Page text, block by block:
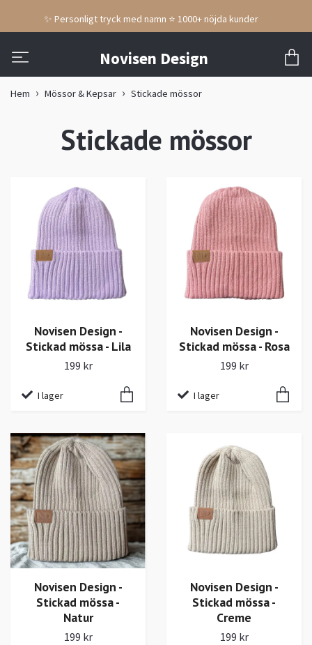
✨ Personligt tryck med namn ⭐ 1000+ nöjda kunder
Novisen Design
Hem Mössor & Kepsar Stickade mössor
Stickade mössor
Novisen Design -
Stickad mössa - Lila
199 kr
I lager
Novisen Design -
Stickad mössa - Rosa
199 kr
I lager
Novisen Design -
Stickad mössa -
Natur
199 kr
Novisen Design -
Stickad mössa -
Creme
199 kr